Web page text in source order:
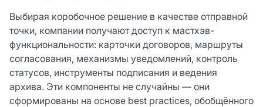
Выбирая коробочное решение в качестве отправной
точки, компании получают доступ к мастхэв-
функциональности: карточки договоров, маршруты
согласования, механизмы уведомлений, контроль
статусов, инструменты подписания и ведения
архива. Эти компоненты не случайны — они
сформированы на основе best practices, обобщённого